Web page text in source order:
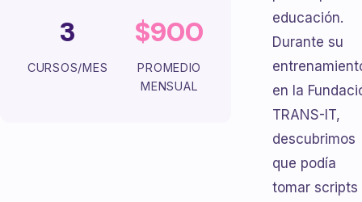
3
CURSOS/MES
$900
PROMEDIO
MENSUAL
educación.
Durante su
en la
TRANS-IT,
descubrimos
que podía
tomar scripts